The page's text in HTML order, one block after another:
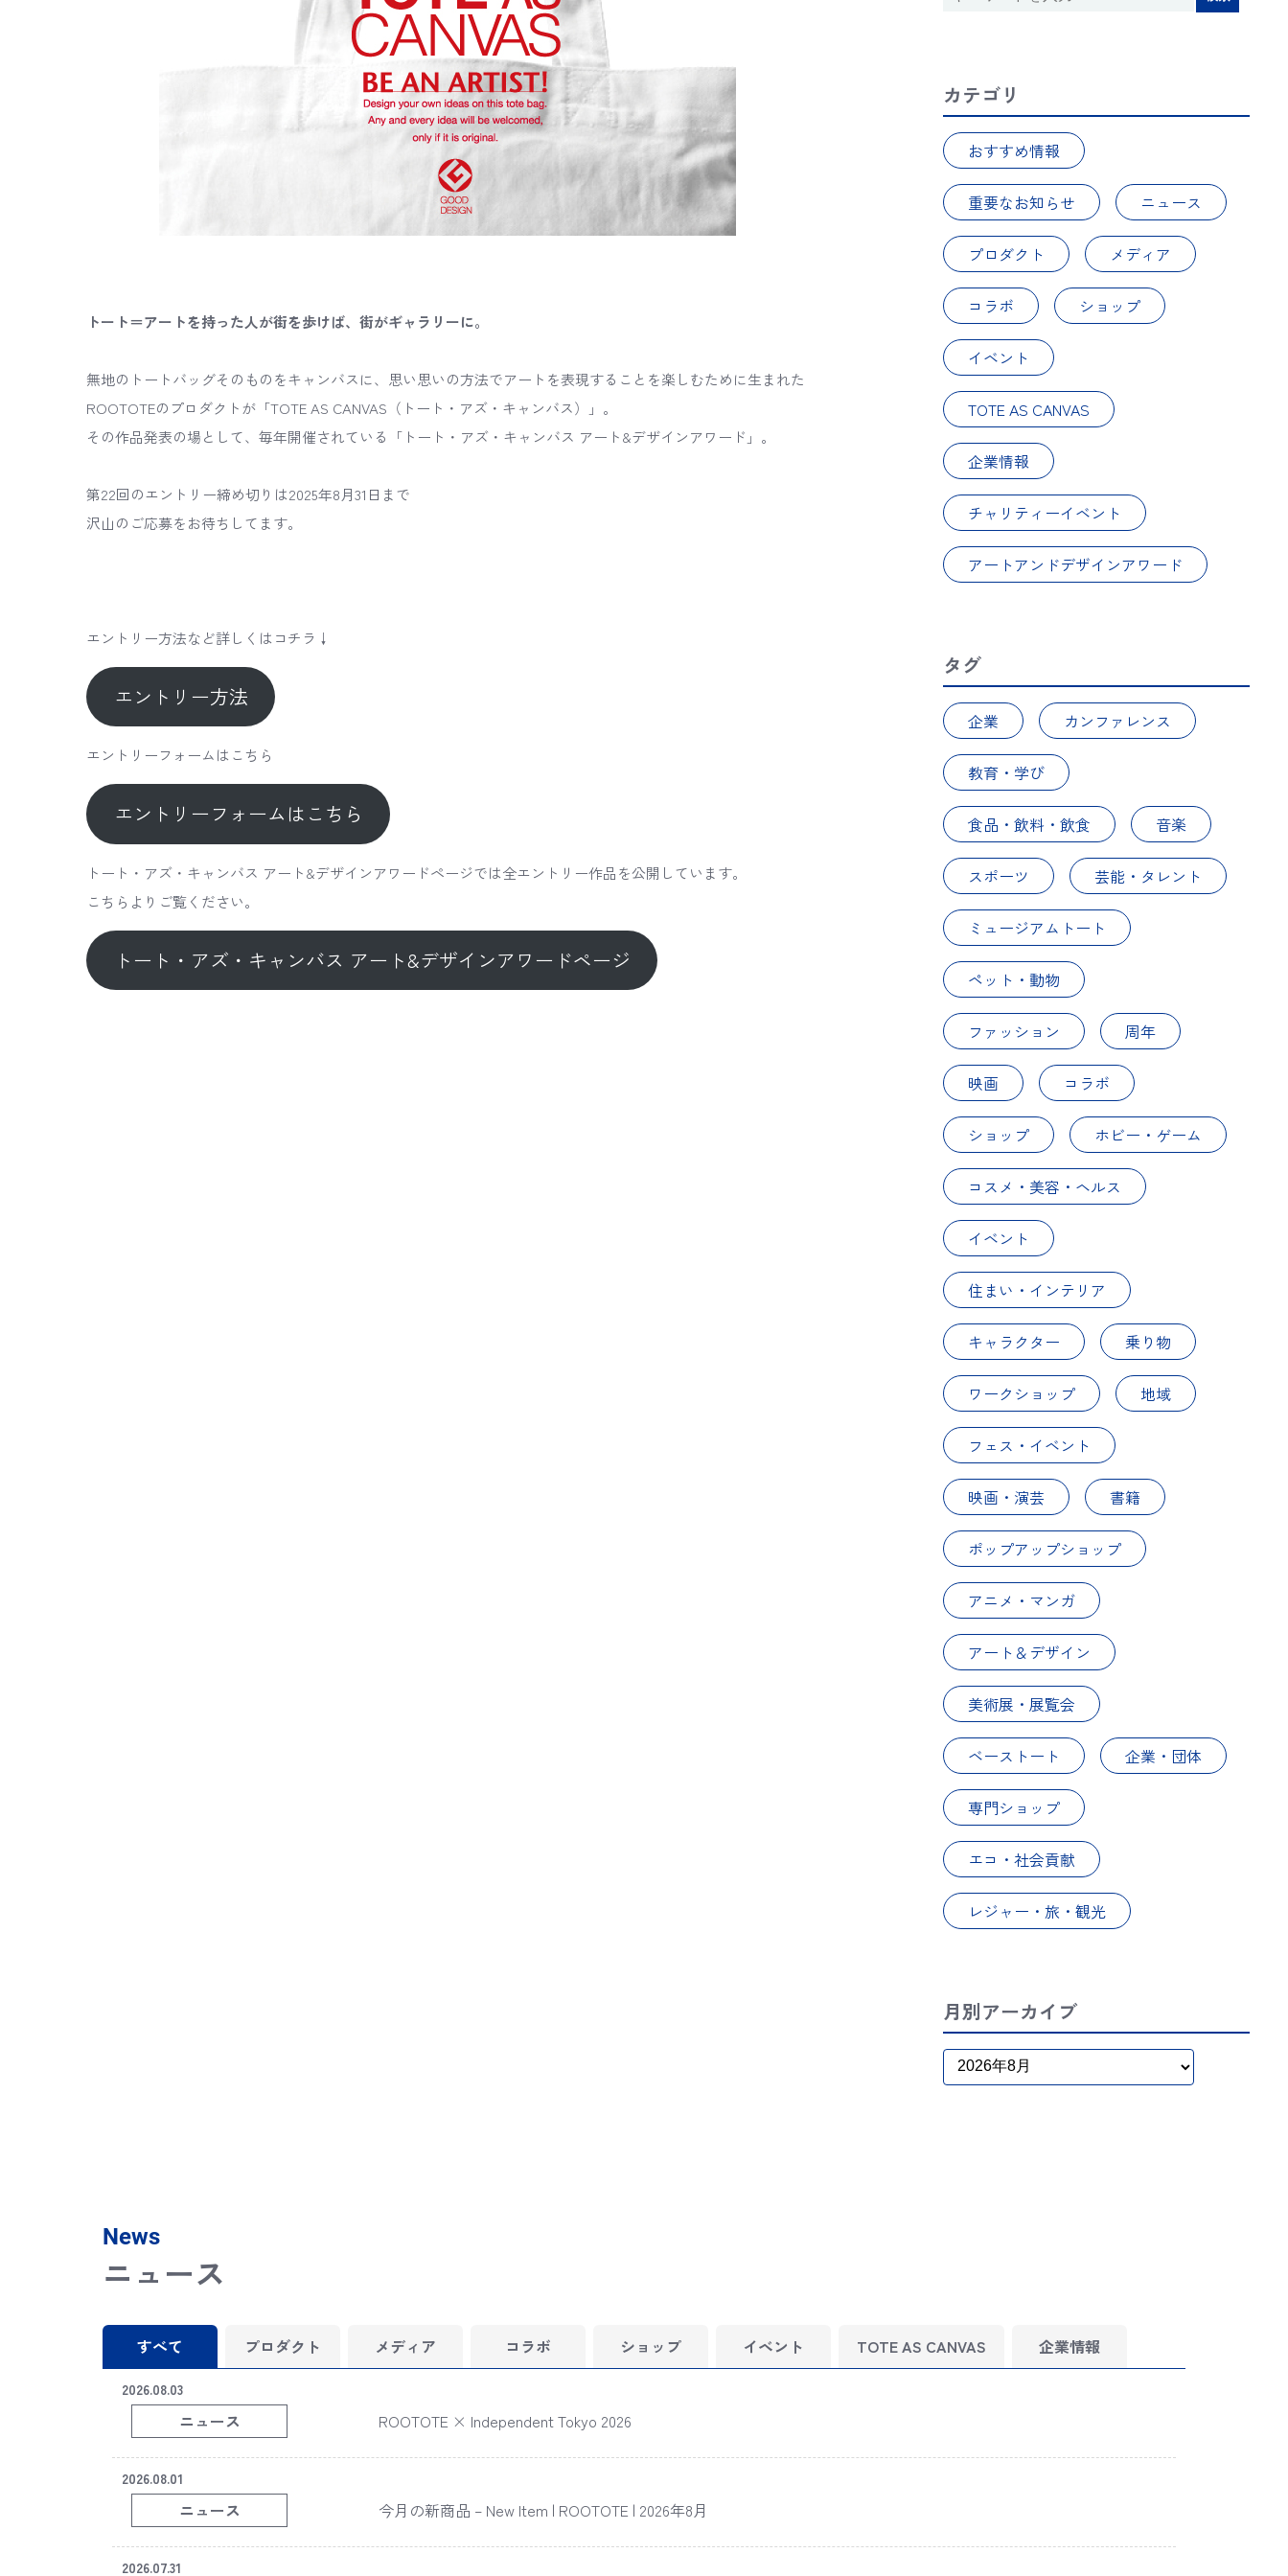
トート＝アートを持った人が街を歩けば、街がギャラリーに。
無地のトートバッグそのものをキャンバスに、思い思いの方法でアートを表現することを楽しむために生まれた
ROOTOTEのプロダクトが「TOTE AS CANVAS（トート・アズ・キャンバス）」。
その作品発表の場として、毎年開催されている「トート・アズ・キャンバス アート&デザインアワード」。
第22回のエントリー締め切りは2025年8月31日まで
沢山のご応募をお待ちしてます。
エントリー方法など詳しくはコチラ↓
エントリー方法
エントリーフォームはこちら
エントリーフォームはこちら
トート・アズ・キャンバス アート&デザインアワードページでは全エントリー作品を公開しています。
こちらよりご覧ください。
トート・アズ・キャンバス アート&デザインアワードページ
カテゴリ
おすすめ情報
重要なお知らせ ニュース
プロダクト メディア
コラボ ショップ
イベント
TOTE AS CANVAS
企業情報
チャリティーイベント
アートアンドデザインアワード
タグ
企業 カンファレンス
教育・学び
食品・飲料・飲食 音楽
スポーツ 芸能・タレント
ミュージアムトート
ペット・動物
ファッション 周年
映画 コラボ
ショップ ホビー・ゲーム
コスメ・美容・ヘルス
イベント
住まい・インテリア
キャラクター 乗り物
ワークショップ 地域
フェス・イベント
映画・演芸 書籍
ポップアップショップ
アニメ・マンガ
アート＆デザイン
美術展・展覧会
ベーストート 企業・団体
専門ショップ
エコ・社会貢献
レジャー・旅・観光
月別アーカイブ
News
ニュース
すべて プロダクト メディア コラボ ショップ イベント TOTE AS CANVAS 企業情報
2026.08.03
ニュース ROOTOTE × Independent Tokyo 2026
2026.08.01
ニュース 今月の新商品 – New Item | ROOTOTE | 2026年8月
2026.07.31